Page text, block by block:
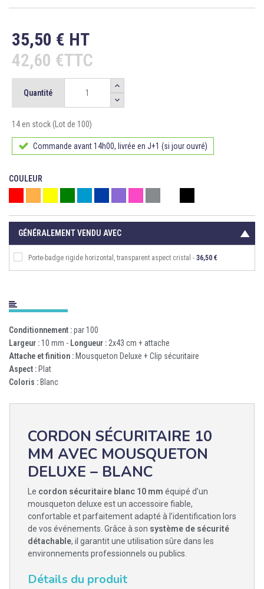
35,50 € HT
42,60 €TTC
Quantité
14 en stock (Lot de 100)
Commande avant 14h00, livrée en J+1 (si jour ouvré)
COULEUR
GÉNÉRALEMENT VENDU AVEC
Porte-badge rigide horizontal, transparent aspect cristal - 36,50 €
Conditionnement :par 100
Largeur : 10 mm - Longueur : 2x43 cm + attache
Attache et finition : Mousqueton Deluxe + Clip sécuritaire
Aspect : Plat
Coloris : Blanc
CORDON SÉCURITAIRE 10
MM AVEC MOUSQUETON
DELUXE – BLANC
Le cordon sécuritaire blanc 10 mm équipé d’un
mousqueton deluxe est un accessoire fiable,
confortable et parfaitement adapté à l’identification lors
de vos événements. Grâce à son système de sécurité
détachable, il garantit une utilisation sûre dans les
environnements professionnels ou publics.
Détails du produit